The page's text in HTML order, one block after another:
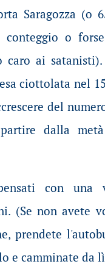
Saragozza (o
conteggio o
caro ai satanisti).
ciottolata nel
del
dalla
con una
(Se non avete
prendete
e camminate